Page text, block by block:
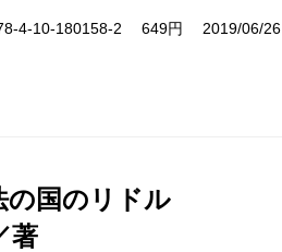
4-10-180158-2 649円 2019/06/26
の国のリドル
著